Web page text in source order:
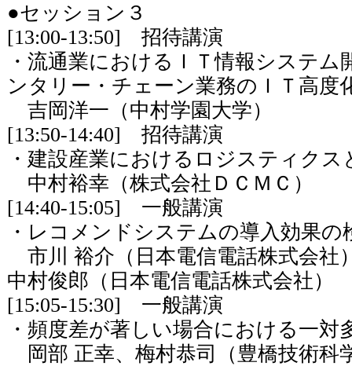
●セッション３
[13:00-13:50] 招待講演
・流通業におけるＩＴ情報システ
ンタリー・チェーン業務のＩＴ高
吉岡洋一（中村学園大学）
[13:50-14:40] 招待講演
・建設産業におけるロジスティクス
中村裕幸（株式会社ＤＣＭＣ）
[14:40-15:05] 一般講演
・レコメンドシステムの導入効果の
市川 裕介（日本電信電話株式会社
中村俊郎（日本電信電話株式会社）
[15:05-15:30] 一般講演
・頻度差が著しい場合における一
岡部 正幸、梅村恭司（豊橋技術科